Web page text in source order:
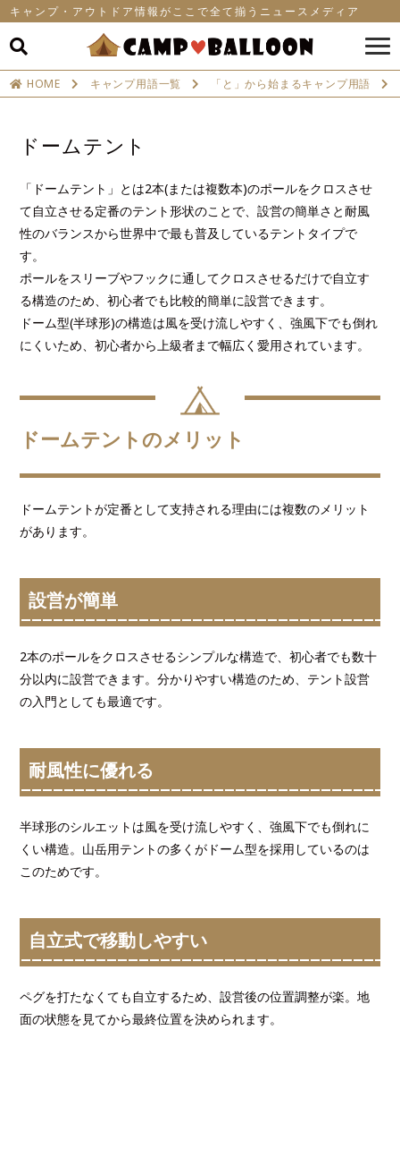
キャンプ・アウトドア情報がここで全て揃うニュースメディア
HOME キャンプ用語一覧 「と」から始まるキャンプ用語
ドームテント
「ドームテント」とは2本(または複数本)のポールをクロスさせ
て自立させる定番のテント形状のことで、設営の簡単さと耐風
性のバランスから世界中で最も普及しているテントタイプで
す。
ポールをスリーブやフックに通してクロスさせるだけで自立す
る構造のため、初心者でも比較的簡単に設営できます。
ドーム型(半球形)の構造は風を受け流しやすく、強風下でも倒れ
にくいため、初心者から上級者まで幅広く愛用されています。
ドームテントのメリット
ドームテントが定番として支持される理由には複数のメリット
があります。
設営が簡単
2本のポールをクロスさせるシンプルな構造で、初心者でも数十
分以内に設営できます。分かりやすい構造のため、テント設営
の入門としても最適です。
耐風性に優れる
半球形のシルエットは風を受け流しやすく、強風下でも倒れに
くい構造。山岳用テントの多くがドーム型を採用しているのは
このためです。
自立式で移動しやすい
ペグを打たなくても自立するため、設営後の位置調整が楽。地
面の状態を見てから最終位置を決められます。